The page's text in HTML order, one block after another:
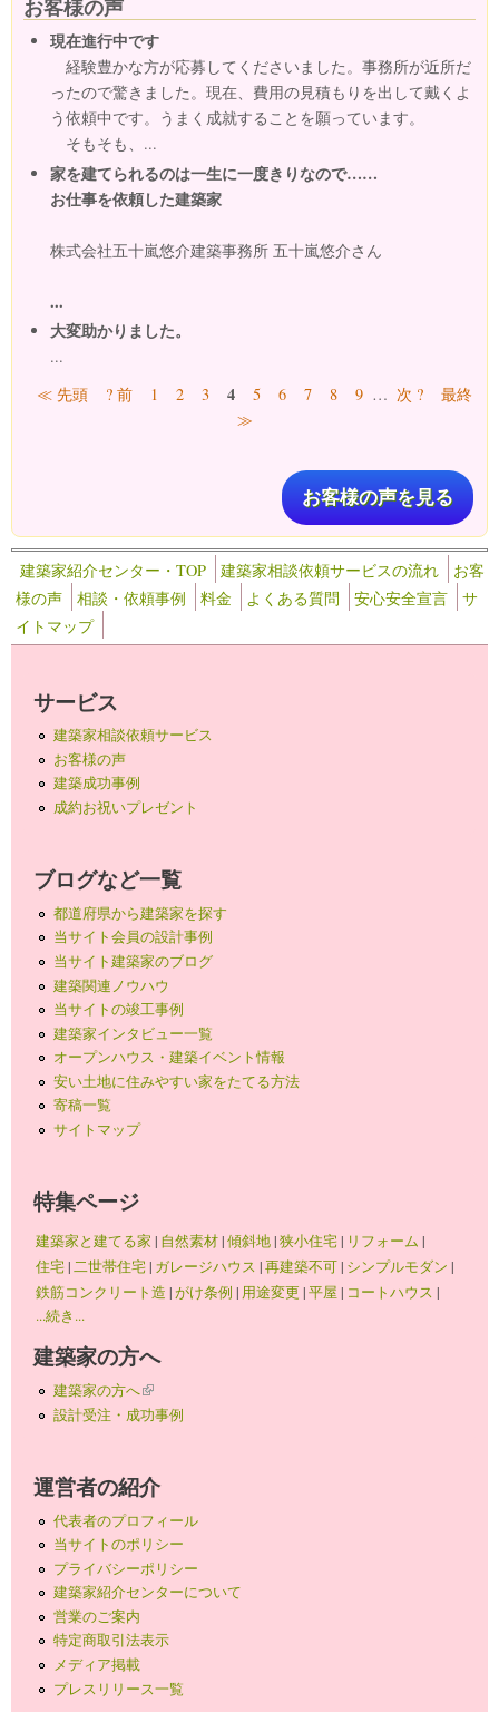
お客様の声
現在進行中です
経験豊かな方が応募してくださいました。事務所が近所だ
ったので驚きました。現在、費用の見積もりを出して戴くよ
う依頼中です。うまく成就することを願っています。
そもそも、...
家を建てられるのは一生に一度きりなので……
お仕事を依頼した建築家
株式会社五十嵐悠介建築事務所 五十嵐悠介さん
...
大変助かりました。
...
ページ
≪ 先頭 ? 前 1 2 3 4 5 6 7 8 9 … 次 ?
最終
≫
お客様の声を見る
建築家紹介センター・TOP 建築家相談依頼サービスの流れ
お客
様の声
相談・依頼事例 料金 よくある質問 安心安全宣言
サ
イトマップ
サービス
建築家相談依頼サービス
お客様の声
建築成功事例
成約お祝いプレゼント
ブログなど一覧
都道府県から建築家を探す
当サイト会員の設計事例
当サイト建築家のブログ
建築関連ノウハウ
当サイトの竣工事例
建築家インタビュー一覧
オープンハウス・建築イベント情報
安い土地に住みやすい家をたてる方法
寄稿一覧
サイトマップ
特集ページ
建築家と建てる家 | 自然素材|傾斜地|狭小住宅| リフォーム |
住宅|二世帯住宅| ガレージハウス |再建築不可| シンプルモダン |
鉄筋コンクリート造 |がけ条例 | 用途変更 |平屋 | コートハウス |
...続き...
建築家の方へ
建築家の方へ(link is external)
設計受注・成功事例
運営者の紹介
代表者のプロフィール
当サイトのポリシー
プライバシーポリシー
建築家紹介センターについて
営業のご案内
特定商取引法表示
メディア掲載
プレスリリース一覧